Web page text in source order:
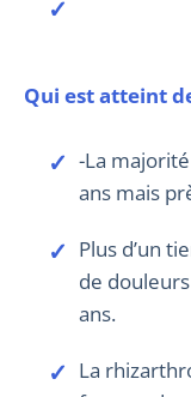
Qui est atteint
-La
ans mais
Plus d’un
de
ans.
La